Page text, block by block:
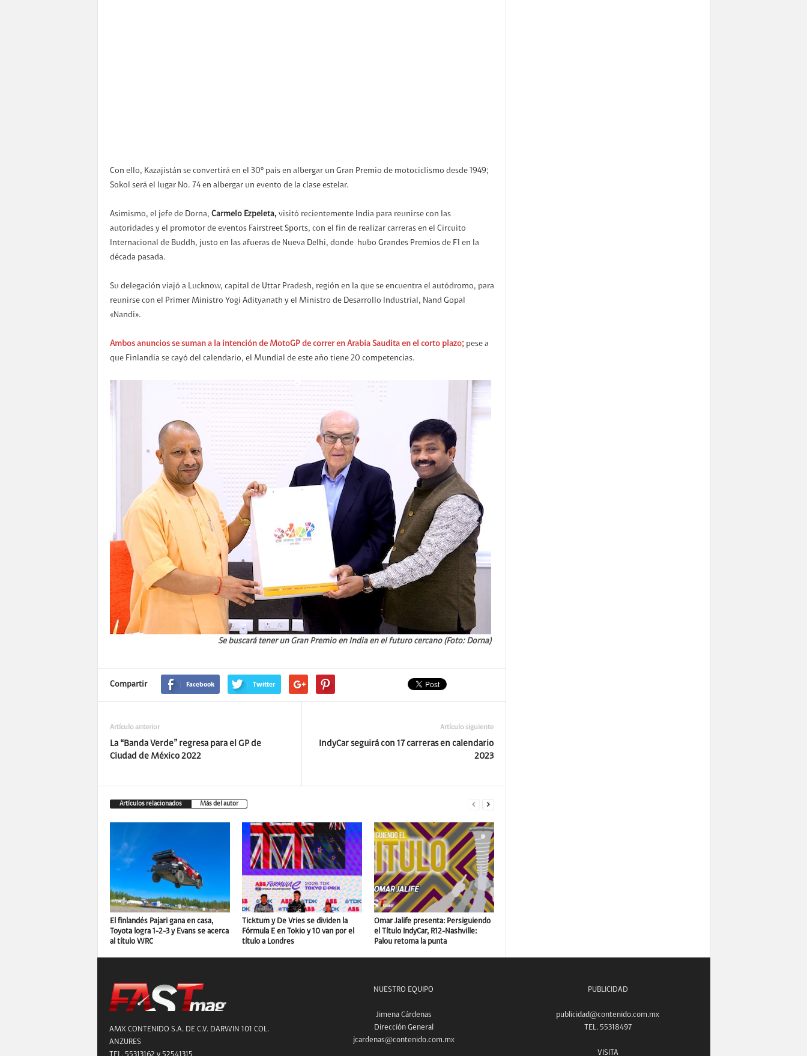
Con ello, Kazajistán se convertirá en el 30º país en albergar un Gran Premio de motociclismo desde 1949;
Sokol será el lugar No. 74 en albergar un evento de la clase estelar.
Asimismo, el jefe de Dorna, Carmelo Ezpeleta,visitó recientemente India para reunirse con las
autoridades y el promotor de eventos Fairstreet Sports, con el fin de realizar carreras en el Circuito
Internacional de Buddh, justo en las afueras de Nueva Delhi, donde hubo Grandes Premios de F1 en la
década pasada.
Su delegación viajó a Lucknow, capital de Uttar Pradesh, región en la que se encuentra el autódromo, para
reunirse con el Primer Ministro Yogi Adityanath y el Ministro de Desarrollo Industrial, Nand Gopal
«Nandi».
Ambos anuncios se suman a la intención de MotoGP de correr en Arabia Saudita en el corto plazo; pese a
que Finlandia se cayó del calendario, el Mundial de este año tiene 20 competencias.
Se buscará tener un Gran Premio en India en el futuro cercano (Foto: Dorna)
Compartir Facebook Twitter
Artículo anterior
La “Banda Verde” regresa para el GP de
Ciudad de México 2022
Artículo siguiente
IndyCar seguirá con 17 carreras en calendario
2023
Artículos relacionados Más del autor
El finlandés Pajari gana en casa,
Toyota logra 1-2-3 y Evans se acerca
al título WRC
Ticktum y De Vries se dividen la
Fórmula E en Tokio y 10 van por el
título a Londres
Omar Jalife presenta: Persiguiendo
el Título IndyCar, R12-Nashville:
Palou retoma la punta
AMX CONTENIDO S.A. DE C.V. DARWIN 101 COL.
ANZURES
TEL. 55313162 y 52541315
NUESTRO EQUIPO
Jimena Cárdenas
Dirección General
jcardenas@contenido.com.mx
PUBLICIDAD
publicidad@contenido.com.mx
TEL. 55318497
VISITA